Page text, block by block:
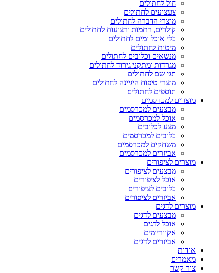
חול לחתולים
צעצועים לחתולים
מוצרי הדברה לחתולים
קולרים, רתמות ורצועות לחתולים
כלי אוכל ומים לחתולים
מיטות לחתולים
מנשאים וכלובים לחתולים
מגרדות ומתקני גירוד לחתולים
תגי שם לחתולים
מוצרי טיפוח היגיינה לחתולים
תוספים לחתולים
מוצרים למכרסמים
מבצעים למכרסמים
אוכל למכרסמים
מצע לכלובים
כלובים למכרסמים
משחקים למכרסמים
אביזרים למכרסמים
מוצרים לציפורים
מבצעים לציפורים
אוכל לציפורים
כלובים לציפורים
אביזרים לציפורים
מוצרים לדגים
מבצעים לדגים
אוכל לדגים
אקווריומים
אביזרים לדגים
אודות
מאמרים
צור קשר